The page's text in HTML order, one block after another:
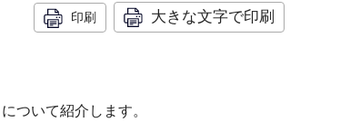
印刷 大きな文字で印刷
ついて紹介します。